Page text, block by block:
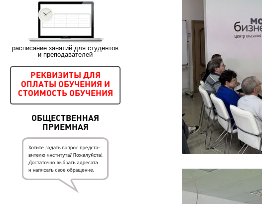
расписание занятий для студентов
и преподавателей
РЕКВИЗИТЫ ДЛЯ
ОПЛАТЫ ОБУЧЕНИЯ И
СТОИМОСТЬ ОБУЧЕНИЯ
ОБЩЕСТВЕННАЯ
ПРИЕМНАЯ